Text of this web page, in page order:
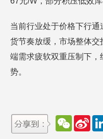
当前行业处于价格下行
货节奏放缓，市场整体
端需求疲软双重压制下
势。
W
e
S